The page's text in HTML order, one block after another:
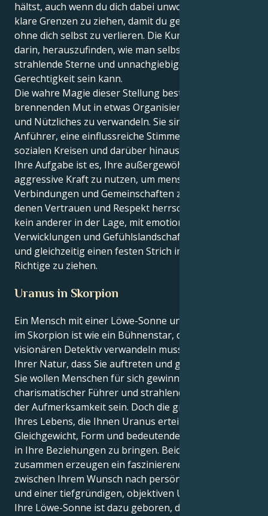
hältst, auch wenn du dich dabei unwohl fühlst, und
klare Grenzen zu ziehen, damit du geben kannst,
ohne dich selbst zu verlieren. Die Kunst besteht
darin, herauszufinden, wie man selbstbewusste,
strahlende Sterne und unnachgiebige Verfechter der
Gerechtigkeit sein kann.
Die wahre Magie dieser Stellung besteht darin, Ihren
brennenden Mut in etwas Organisiertes, Greifbares
und Nützliches zu verwandeln. Sie sind ein stiller
Anführer, eine einflussreiche Stimme, die in Ihren
sozialen Kreisen und darüber hinaus harmonisiert.
Ihre Aufgabe ist es, Ihre außergewöhnliche
aggressive Kraft zu nutzen, um menschliche
Verbindungen und Gemeinschaften zu bilden, in
denen Vertrauen und Respekt herrschen. Sie sind wie
kein anderer in der Lage, mit emotionalen
Verwicklungen und Gefühlslandschaften umzugehen
und gleichzeitig einen festen Strich im Sand für das
Richtige zu ziehen.
Uranus in Skorpion
Ein Mensch mit einer Löwe-Sonne und einem Uranus
im Skorpion ist wie ein Bühnenstar, der sich in einen
visionären Detektiv verwandeln muss. Es liegt in
Ihrer Natur, dass Sie auftreten und glänzen wollen;
Sie wollen Menschen für sich gewinnen und eine Art
charismatischer Führer und strahlender Mittelpunkt
der Aufmerksamkeit sein. Doch die große Lektion
Ihres Lebens, die Ihnen Uranus erteilt, besteht darin,
Gleichgewicht, Form und bedeutende Veränderungen
in Ihre Beziehungen zu bringen. Beide Elemente
zusammen erzeugen ein faszinierendes Hin und Her
zwischen Ihrem Wunsch nach persönlichem Ruhm
und einer tiefgründigen, objektiven Untersuchung.
Ihre Löwe-Sonne ist dazu geboren, der Star der